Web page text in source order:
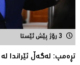
3 رۆژ پێش ئێستا
تڕەمپ: لەگەڵ ئێراندا